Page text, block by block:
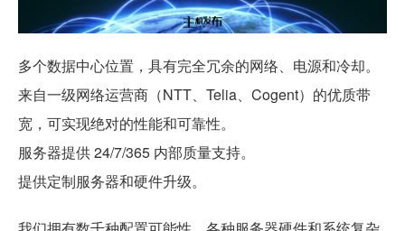
多个数据中心位置，具有完全冗余的网络、电源和冷却。
来自一级网络运营商（NTT、Telia、Cogent）的优质带
宽，可实现绝对的性能和可靠性。
服务器提供 24/7/365 内部质量支持。
提供定制服务器和硬件升级。